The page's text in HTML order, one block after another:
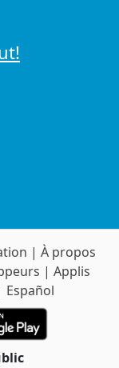
| À propos
| Applis
Español